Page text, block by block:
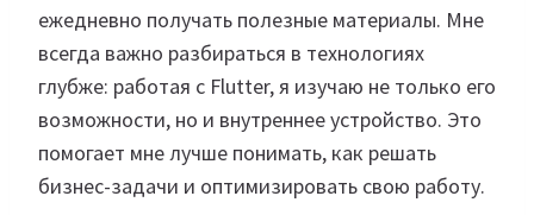
ежедневно получать полезные материалы. Мне
всегда важно разбираться в технологиях
глубже: работая с Flutter, я изучаю не только его
возможности, но и внутреннее устройство. Это
помогает мне лучше понимать, как решать
бизнес-задачи и оптимизировать свою работу.